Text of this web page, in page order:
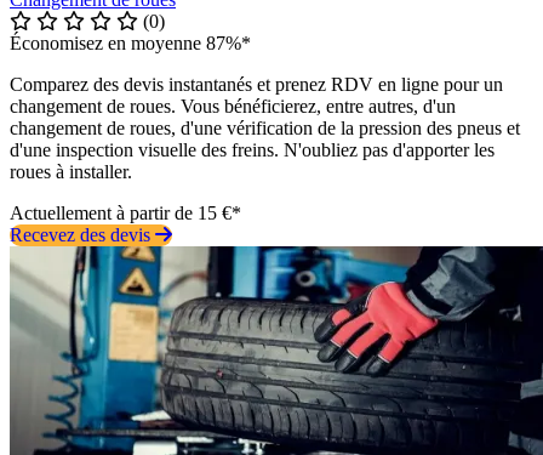
(0)
Économisez en moyenne 87%*
Comparez des devis instantanés et prenez RDV en ligne pour un
changement de roues. Vous bénéficierez, entre autres, d'un
changement de roues, d'une vérification de la pression des pneus et
d'une inspection visuelle des freins. N'oubliez pas d'apporter les
roues à installer.
Actuellement à partir de 15 €*
Recevez des devis